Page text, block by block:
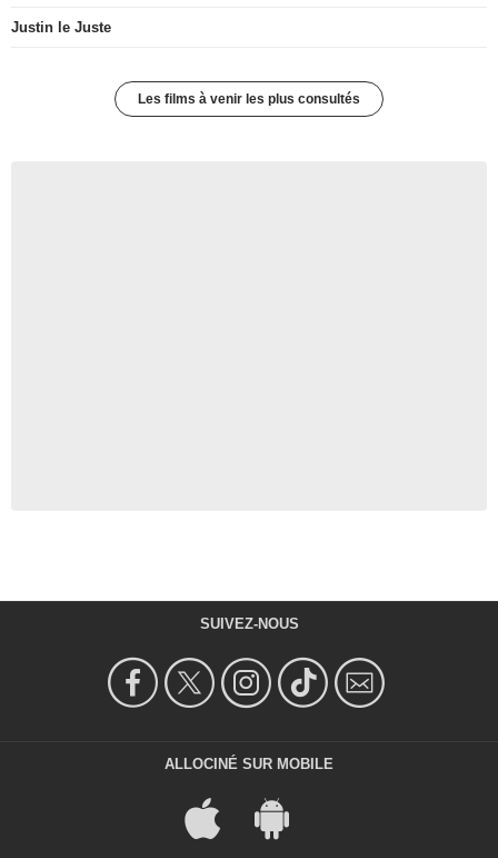
Justin le Juste
Les films à venir les plus consultés
SUIVEZ-NOUS
ALLOCINÉ SUR MOBILE